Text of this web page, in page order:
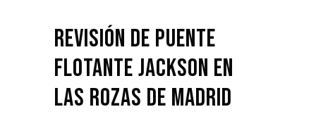
revisión de puente
flotante Jackson en
Las Rozas de Madrid